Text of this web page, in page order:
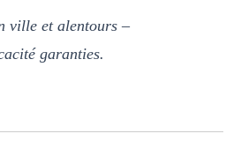
ville et alentours –
garanties.